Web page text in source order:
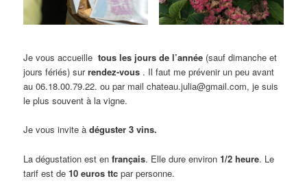
Je vous accueille tous les jours de l’année (sauf dimanche et
jours fériés) surrendez-vous . Il faut me prévenir un peu avant
au 06.18.00.79.22. ou par mail chateau.julia@gmail.com, je suis
le plus souvent à la vigne.
Je vous invite àdéguster 3 vins.
La dégustation est enfrançais. Elle dure environ1/2 heure. Le
tarif est de10 euros ttcpar personne.